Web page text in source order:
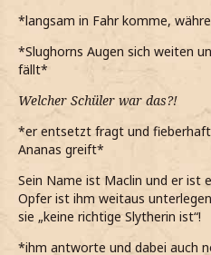
*langsam in Fahr komme,
*Slughorns Augen sich weiten
fällt*
Welcher Schüler war das?!
*er entsetzt fragt und
Ananas greift*
Sein Name ist Maclin und er ist
Opfer ist ihm weitaus
sie „keine richtige Slytherin ist“!
*ihm antworte und dabei auch